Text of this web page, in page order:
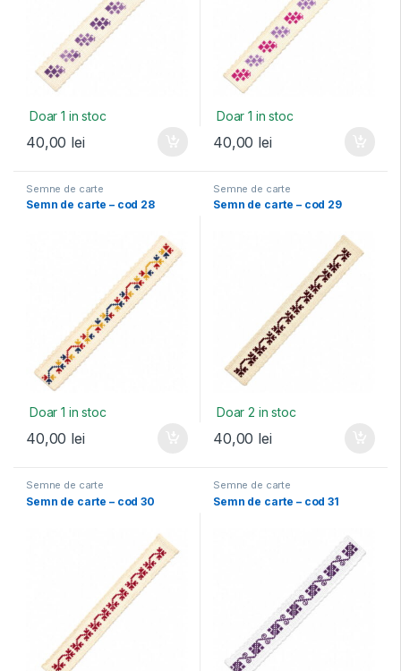
Doar 1 in stoc
40,00 lei
Doar 1 in stoc
40,00 lei
Semne de carte
Semn de carte – cod 28
Doar 1 in stoc
40,00 lei
Semne de carte
Semn de carte – cod 29
Doar 2 in stoc
40,00 lei
Semne de carte
Semn de carte – cod 30
Semne de carte
Semn de carte – cod 31